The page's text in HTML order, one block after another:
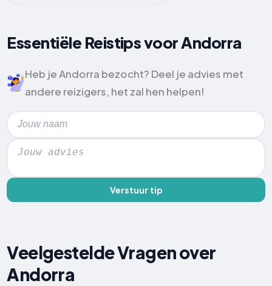
Essentiële Reistips voor Andorra
Heb je Andorra bezocht? Deel je advies met
andere reizigers, het zal hen helpen!
Verstuur tip
Veelgestelde Vragen over
Andorra